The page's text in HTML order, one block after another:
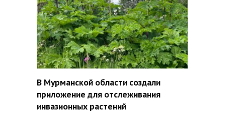
В Мурманской области создали
приложение для отслеживания
инвазионных растений